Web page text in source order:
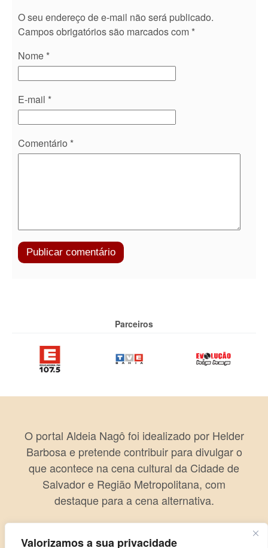
Valorizamos a sua privacidade
O seu endereço de e-mail não será publicado.
Campos obrigatórios são marcados com *
Nome *
E-mail *
Comentário *
Parceiros
O portal Aldeia Nagô foi idealizado por Helder
Barbosa e pretende contribuir para divulgar o
que acontece na cena cultural da Cidade de
Salvador e Região Metropolitana, com
destaque para a cena alternativa.